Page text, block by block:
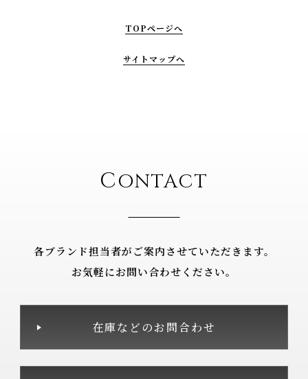
TOPページへ
サイトマップへ
CONTACT
各ブランド担当者がご案内させていただきます。
お気軽にお問い合わせください。
在庫などのお問合わせ